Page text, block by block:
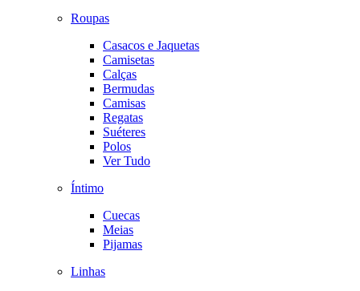
Roupas
Casacos e Jaquetas
Camisetas
Calças
Bermudas
Camisas
Regatas
Suéteres
Polos
Ver Tudo
Íntimo
Cuecas
Meias
Pijamas
Linhas